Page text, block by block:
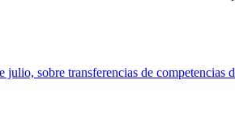
sobre transferencias de competencias